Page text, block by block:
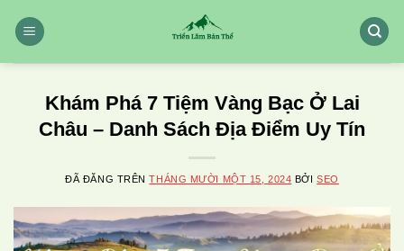
đến
Khám Phá 7 Tiệm Vàng Bạc Ở Lai
Châu – Danh Sách Địa Điểm Uy Tín
ĐÃ ĐĂNG TRÊNTHÁNG MƯỜI MỘT 15, 2024 BỞISEO